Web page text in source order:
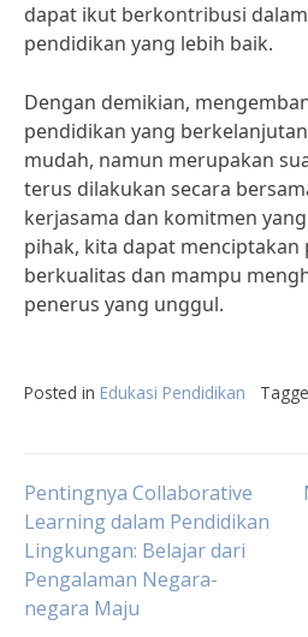
dapat ikut berkontribusi
pendidikan yang lebih baik.
Dengan demikian,
pendidikan yang
mudah, namun merupakan
terus dilakukan secara
kerjasama dan komitmen
pihak, kita dapat menciptakan
berkualitas dan mampu
penerus yang unggul.
Posted in Edukasi Pendidikan
Post
navigation
Pentingnya Collaborative
Learning dalam Pendidikan
Lingkungan: Belajar dari
Pengalaman Negara-
negara Maju